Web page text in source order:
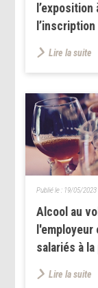
Lire la suite
Alcool au
salariés à
Publié le : 19/05/2023
Lire la suite